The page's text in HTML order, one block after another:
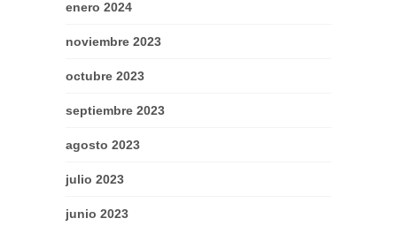
enero 2024
noviembre 2023
octubre 2023
septiembre 2023
agosto 2023
julio 2023
junio 2023